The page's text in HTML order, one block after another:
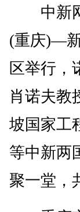
中新网
(重庆)—
区举行，
肖诺夫教
坡国家工
等中新两
聚一堂，